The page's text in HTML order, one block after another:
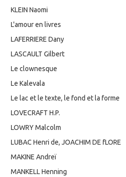
KLEIN Naomi
L'amour en livres
LAFERRIERE Dany
LASCAULT Gilbert
Le clownesque
Le Kalevala
Le lac et le texte, le fond et la forme
LOVECRAFT H.P.
LOWRY Malcolm
LUBAC Henri de, JOACHIM DE fLORE
MAKINE Andreï
MANKELL Henning